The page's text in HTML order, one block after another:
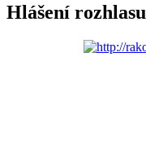
Hlášení rozhlasu